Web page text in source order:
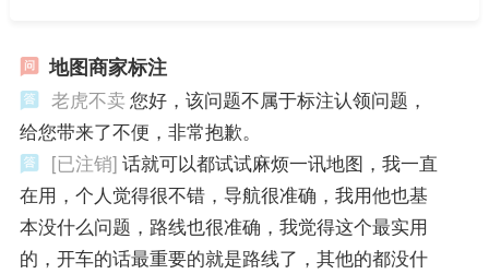
地图商家标注
老虎不卖 您好，该问题不属于标注认领问题，
给您带来了不便，非常抱歉。
[已注销] 话就可以都试试麻烦一讯地图，我一直
在用，个人觉得很不错，导航很准确，我用他也基
本没什么问题，路线也很准确，我觉得这个最实用
的，开车的话最重要的就是路线了，其他的都没什